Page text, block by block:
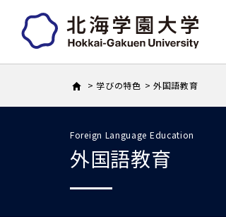
学びの特色 外国語教育
外国語教育
Foreign Language Education